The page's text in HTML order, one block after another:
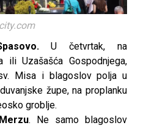
U četvrtak, na
ili Uzašašća Gospodnjega,
Misa i blagoslov polja u
župe, na proplanku
groblje.
. Ne samo blagoslov